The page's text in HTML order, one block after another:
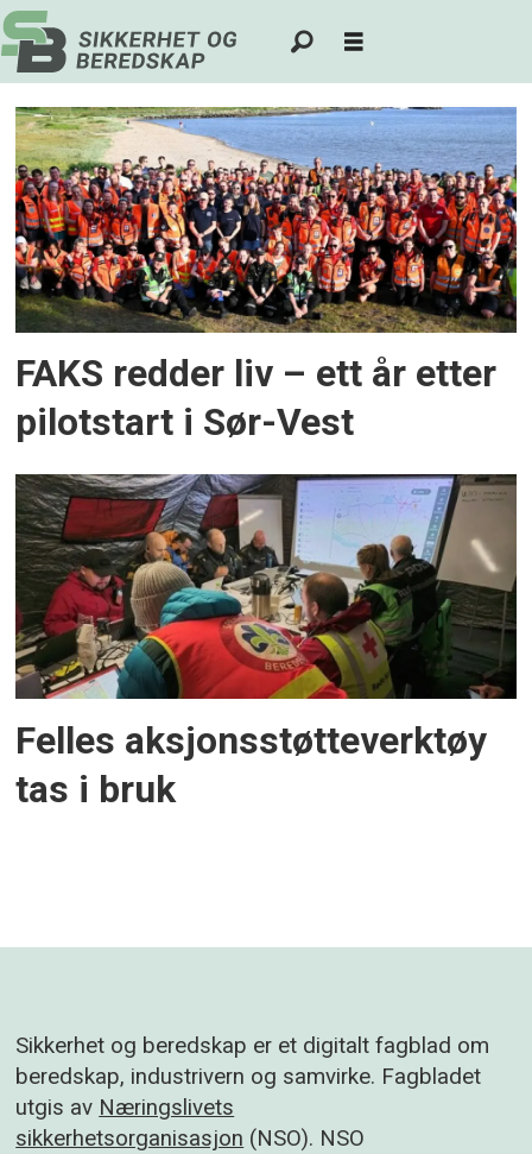
Tag:
sør-
vest
politidistrikt
FAKS redder liv – ett år etter
pilotstart i Sør-Vest
Felles aksjonsstøtteverktøy
tas i bruk
Sikkerhet og beredskap er et digitalt fagblad om
beredskap, industrivern og samvirke. Fagbladet
utgis av Næringslivets
sikkerhetsorganisasjon (NSO). NSO